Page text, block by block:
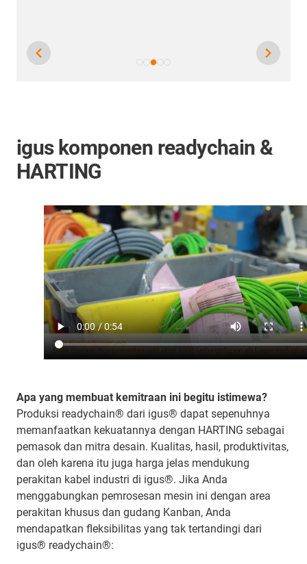
igus komponen readychain &
HARTING
Apa yang membuat kemitraan ini begitu istimewa?
Produksi readychain® dari igus® dapat sepenuhnya
memanfaatkan kekuatannya dengan HARTING sebagai
pemasok dan mitra desain. Kualitas, hasil, produktivitas,
dan oleh karena itu juga harga jelas mendukung
perakitan kabel industri di igus®. Jika Anda
menggabungkan pemrosesan mesin ini dengan area
perakitan khusus dan gudang Kanban, Anda
mendapatkan fleksibilitas yang tak tertandingi dari
igus® readychain®: